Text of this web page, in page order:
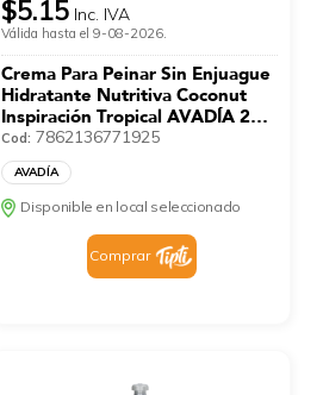
$5.15 Inc. IVA
Válida hasta el 9-08-2026.
Crema Para Peinar Sin Enjuague
Hidratante Nutritiva Coconut
Inspiración Tropical AVADÍA 240
Ml
Cod: 7862136771925
AVADÍA
Disponible en local seleccionado
Comprar